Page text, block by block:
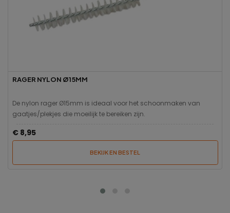
RAGER NYLON Ø15MM
De nylon rager Ø15mm is ideaal voor het schoonmaken van
gaatjes/plekjes die moeilijk te bereiken zijn.
€ 8,95
BEKIJK EN BESTEL